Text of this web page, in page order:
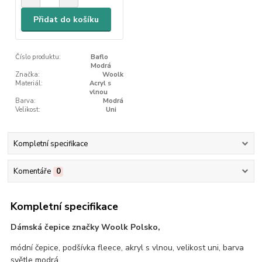
Přidat do košíku
Číslo produktu:
Baflo
Modrá
Značka:
Woolk
Materiál:
Acryl s
vlnou
Barva:
Modrá
Velikost:
Uni
Kompletní specifikace
Komentáře 0
Kompletní specifikace
Dámská čepice značky Woolk Polsko,
módní čepice, podšívka fleece, akryl s vlnou, velikost uni, barva